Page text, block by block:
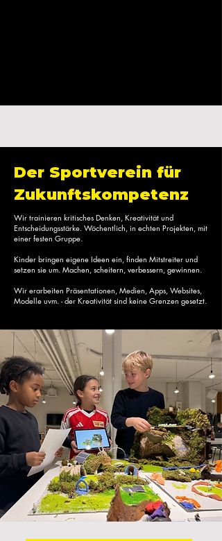
Der Sportverein für
Zukunftskompetenz
Wir trainieren kritisches Denken, Kreativität und
Entscheidungsstärke. Wöchentlich, in echten Projekten, mit
einer festen Gruppe.
Kinder bringen eigene Ideen ein, finden Mitstreiter und
setzen sie um. Machen, scheitern, verbessern, gewinnen.
Wir erarbeiten Präsentationen, Medien, Apps, Websites,
Modelle uvm. - der Kreativität sind keine Grenzen gesetzt.